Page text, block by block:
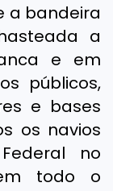
a bandeira
a
e em
públicos,
e bases
os navios
no
todo o